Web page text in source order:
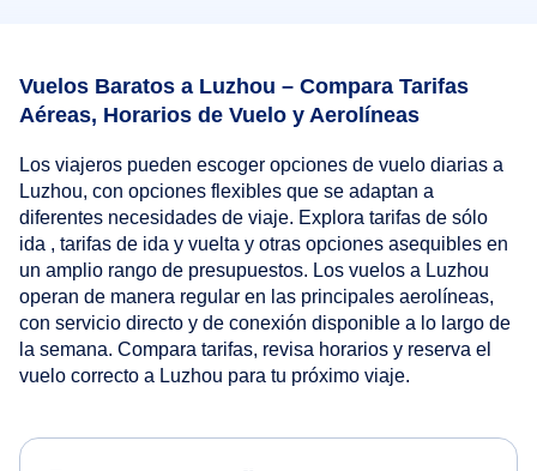
Vuelos Baratos a Luzhou – Compara Tarifas
Aéreas, Horarios de Vuelo y Aerolíneas
Los viajeros pueden escoger opciones de vuelo diarias a
Luzhou, con opciones flexibles que se adaptan a
diferentes necesidades de viaje. Explora tarifas de sólo
ida , tarifas de ida y vuelta y otras opciones asequibles en
un amplio rango de presupuestos. Los vuelos a Luzhou
operan de manera regular en las principales aerolíneas,
con servicio directo y de conexión disponible a lo largo de
la semana. Compara tarifas, revisa horarios y reserva el
vuelo correcto a Luzhou para tu próximo viaje.